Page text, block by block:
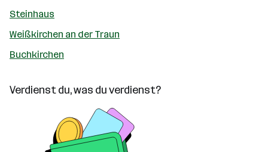
Steinhaus
Weißkirchen an der Traun
Buchkirchen
Verdienst du, was du verdienst?